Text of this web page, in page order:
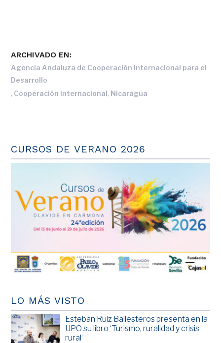
ARCHIVADO EN:
Agencia Andaluza de Cooperación Internacional para el
Desarrollo
, Cooperación internacional, Nicaragua
CURSOS DE VERANO 2026
LO MÁS VISTO
Esteban Ruiz Ballesteros presenta en la
UPO su libro ‘Turismo, ruralidad y crisis
rural’